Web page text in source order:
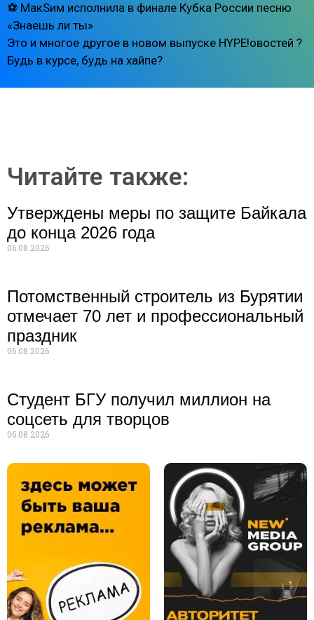
⚽️ МакSим исполнила в финале Кубка России песню
«Знаешь ли ты»
Это и многое другое в новом выпуске HYPE!овостей ?
Будь в курсе, будь на хайпе?
Читайте также:
Утверждены меры по защите Байкала
до конца 2026 года
06.08.2026
Потомственный строитель из Бурятии
отмечает 70 лет и профессиональный
праздник
06.08.2026
Студент БГУ получил миллион на
соцсеть для творцов
06.08.2026